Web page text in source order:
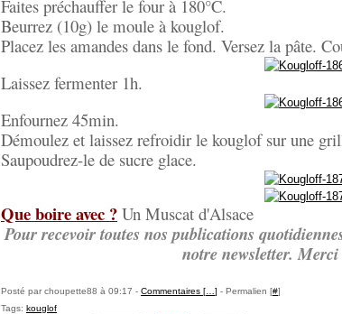
Faites préchauffer le four à 180°C.
Beurrez (10g) le moule à kouglof.
Placez les amandes dans le fond. Versez la pâte.
Laissez fermenter 1h.
Enfournez 45min.
Démoulez et laissez refroidir le kouglof sur une
Saupoudrez-le de sucre glace.
Que boire avec ? Un Muscat d'Alsace
Pour recevoir toutes nos publications
notre newsletter.
Posté par choupette88 à 09:17 - Commentaires [ ] - Permalien [#]
Tags: kouglof